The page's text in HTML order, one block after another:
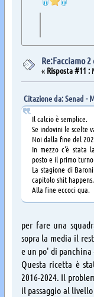
Re:Facciamo
« Risposta #11 :
Citazione da: Senad -
Il calcio è semplice.
Se indovini le scelte
Noi dalla fine del
In mezzo c'è stata
posto e il primo
La stagione di
capitolo shit happens.
Alla fine eccoci qua.
per fare una
sopra la media il
e un po' di
Questa ricetta è
2016-2024. Il
il passaggio al